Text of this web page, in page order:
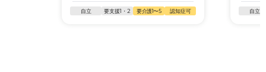
自立 要支援1・2 要介護1〜5 認知症可 自立